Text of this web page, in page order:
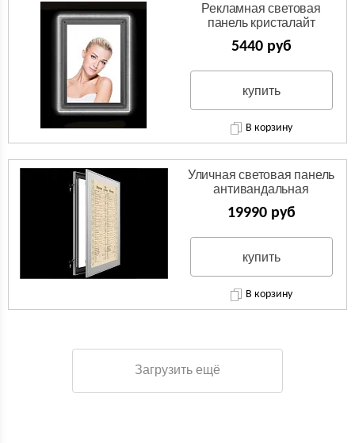
Рекламная световая
панель кристалайт
5440 руб
купить
В корзину
Уличная световая панель
антивандальная
19990 руб
купить
В корзину
Загрузить ещё